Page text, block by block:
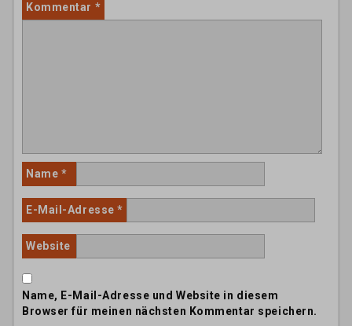
Kommentar *
Name *
E-Mail-Adresse*
Website
Name, E-Mail-Adresse und Website in diesem
Browser für meinen nächsten Kommentar speichern.